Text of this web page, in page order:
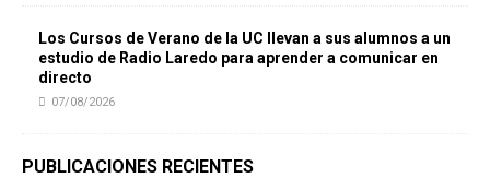
Los Cursos de Verano de la UC llevan a sus alumnos a un
estudio de Radio Laredo para aprender a comunicar en
directo
07/08/2026
PUBLICACIONES RECIENTES